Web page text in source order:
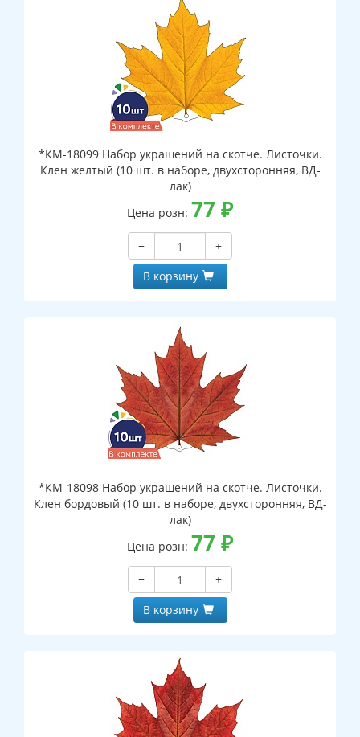
*КМ-18099 Набор украшений на скотче. Листочки.
Клен желтый (10 шт. в наборе, двухсторонняя, ВД-
лак)
Цена розн: 77 ₽
−
+
В корзину
*КМ-18098 Набор украшений на скотче. Листочки.
Клен бордовый (10 шт. в наборе, двухсторонняя, ВД-
лак)
Цена розн: 77 ₽
−
+
В корзину